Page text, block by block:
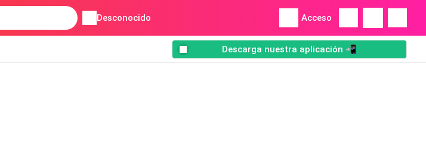
Desconocido Acceso
Descarga nuestra aplicación 📲